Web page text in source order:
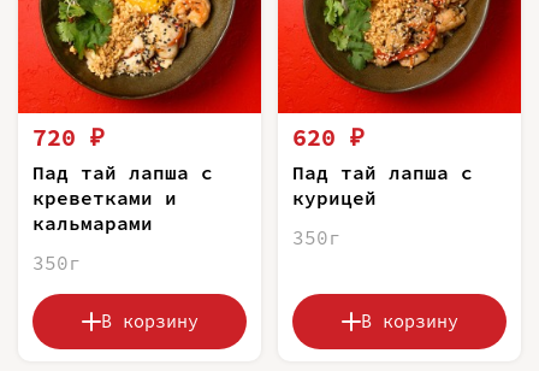
720 ₽
Пад тай лапша с
креветками и
кальмарами
350г
В корзину
620 ₽
Пад тай лапша с
курицей
350г
В корзину